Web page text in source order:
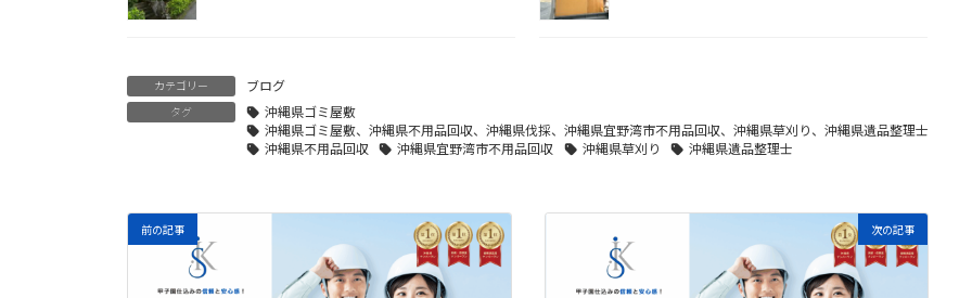
カテゴリー ブログ
タグ
沖縄県ゴミ屋敷
沖縄県ゴミ屋敷、沖縄県不用品回収、沖縄県伐採、沖縄県宜野湾市不用品回収、沖縄県草刈り、沖縄県遺品整理士
沖縄県不用品回収
沖縄県宜野湾市不用品回収 沖縄県草刈り 沖縄県遺品整理士
前の記事 次の記事